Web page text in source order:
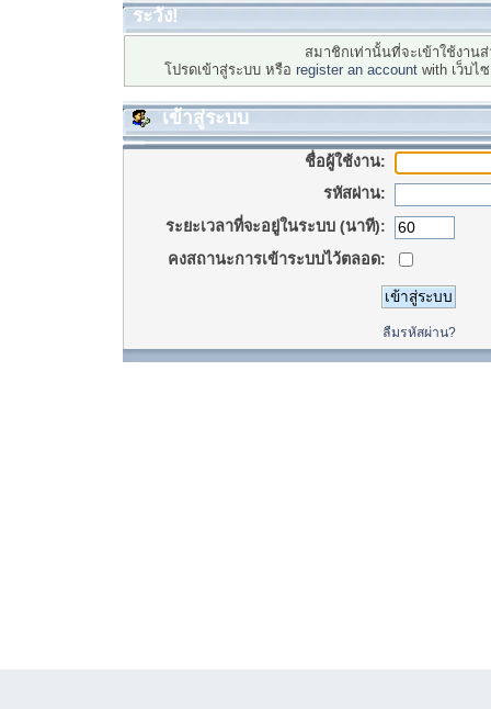
ระวัง!
สมาชิกเท่านั้นที่จะเข้าใช้งาน
โปรดเข้าสู่ระบบ หรือ register an account with เว็บ
เข้าสู่ระบบ
ชื่อผู้ใช้งาน:
รหัสผ่าน:
ระยะเวลาที่จะอยู่ในระบบ (นาที):
คงสถานะการเข้าระบบไว้ตลอด:
ลืมรหัสผ่าน?